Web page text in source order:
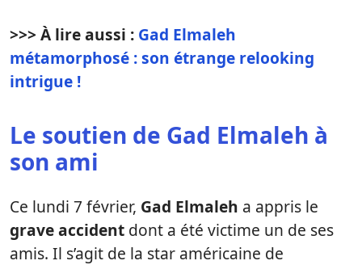
>>> À lire aussi : Gad Elmaleh
métamorphosé : son étrange relooking
intrigue !
Le soutien de Gad Elmaleh à
son ami
Ce lundi 7 février, Gad Elmaleh a appris le
grave accident dont a été victime un de ses
amis. Il s’agit de la star américaine de